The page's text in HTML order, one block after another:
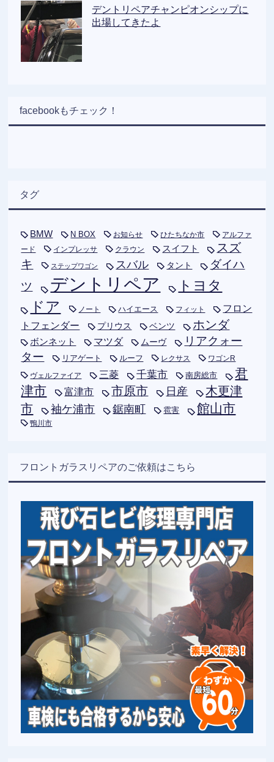
デントリペアチャンピオンシップに
出場してきたよ
facebookもチェック！
タグ
BMW N BOX お知らせ ひたちなか市
アルファ
ード
インプレッサ クラウン スイフト
スズ
キ
ステップワゴン スバル タント
ダイハ
ツ
デントリペア
トヨタ
ドア
ノート ハイエース フィット
フロン
トフェンダー
プリウス ベンツ ホンダ
ボンネット マツダ ムーヴ
リアクォー
ター
リアゲート ルーフ レクサス ワゴンR
ヴェルファイア 三菱 千葉市 南房総市
君
津市
富津市 市原市 日産
木更津
市
袖ケ浦市 鋸南町 雹害 館山市
鴨川市
フロントガラスリペアのご依頼はこちら